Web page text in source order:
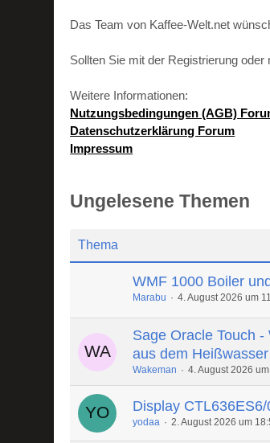
Das Team von Kaffee-Welt.net
Sollten Sie mit der Registrierung
Weitere Informationen:
Nutzungsbedingungen (AGB)
Datenschutzerklärung Forum
Impressum
Ungelesene Themen
Thema
WMF 1000 Boiler
Marabu 4. August 2026 um
Sage Oracle Touch
aus dem
Wakeman 4. August 2026
Display CTL636ES6/
yodaa 2. August 2026 um